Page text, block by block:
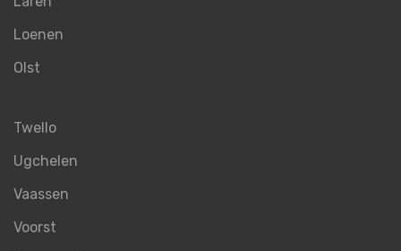
Loenen
Olst
Twello
Ugchelen
Vaassen
Voorst